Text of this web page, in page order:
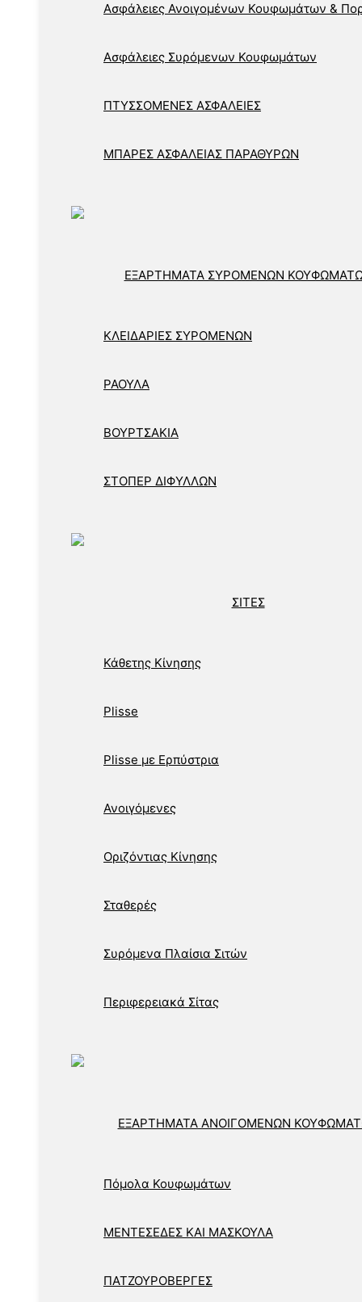
Ασφάλειες Ανοιγομένων Κουφωμάτων &
Ασφάλειες Συρόμενων Κουφωμάτων
ΠΤΥΣΣΟΜΕΝΕΣ ΑΣΦΑΛΕΙΕΣ
ΜΠΑΡΕΣ ΑΣΦΑΛΕΙΑΣ ΠΑΡΑΘΥΡΩΝ
ΕΞΑΡΤΗΜΑΤΑ ΣΥΡΟΜΕΝΩΝ
ΚΛΕΙΔΑΡΙΕΣ ΣΥΡΟΜΕΝΩΝ
ΡΑΟΥΛΑ
ΒΟΥΡΤΣΑΚΙΑ
ΣΤΟΠΕΡ ΔΙΦΥΛΛΩΝ
ΣΙΤΕΣ
Κάθετης Κίνησης
Plisse
Plisse με Ερπύστρια
Ανοιγόμενες
Οριζόντιας Κίνησης
Σταθερές
Συρόμενα Πλαίσια Σιτών
Περιφερειακά Σίτας
ΕΞΑΡΤΗΜΑΤΑ ΑΝΟΙΓΟΜΕΝΩΝ
Πόμολα Κουφωμάτων
ΜΕΝΤΕΣΕΔΕΣ ΚΑΙ ΜΑΣΚΟΥΛΑ
ΠΑΤΖΟΥΡΟΒΕΡΓΕΣ